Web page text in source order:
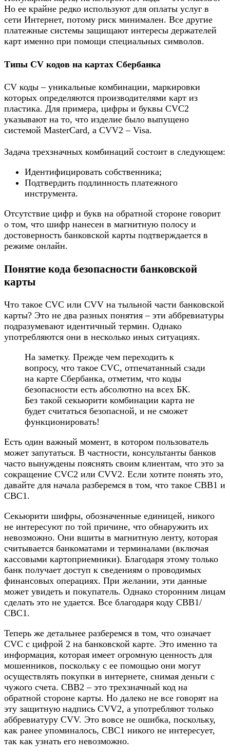
Но ее крайне редко используют для оплаты услуг в
сети Интернет, потому риск минимален. Все другие
платежные системы защищают интересы держателей
карт именно при помощи специальных символов.
Типы CV кодов на картах Сбербанка
CV коды – уникальные комбинации, маркировки
которых определяются производителями карт из
пластика. Для примера, цифры и буквы CVC2
указывают на то, что изделие было выпущено
системой MasterCard, а CVV2 – Visa.
Задача трехзначных комбинаций состоит в следующем:
Идентифицировать собственника;
Подтвердить подлинность платежного
инструмента.
Отсутствие цифр и букв на обратной стороне говорит
о том, что шифр нанесен в магнитную полосу и
достоверность банковской карты подтверждается в
режиме онлайн.
Понятие кода безопасности банковской
карты
Что такое CVC или CVV на тыльной части банковской
карты? Это не два разных понятия – эти аббревиатуры
подразумевают идентичный термин. Однако
употребляются они в несколько иных ситуациях.
На заметку. Прежде чем переходить к
вопросу, что такое CVC, отпечатанный сзади
на карте Сбербанка, отметим, что коды
безопасности есть абсолютно на всех БК.
Без такой секьюрити комбинации карта не
будет считаться безопасной, и не сможет
функционировать!
Есть один важный момент, в котором пользователь
может запутаться. В частности, консультанты банков
часто вынуждены пояснять своим клиентам, что это за
сокращение CVC2 или СVV2. Если хотите понять это,
давайте для начала разберемся в том, что такое СВВ1 и
СВС1.
Секьюрити шифры, обозначенные единицей, никого
не интересуют по той причине, что обнаружить их
невозможно. Они вшиты в магнитную ленту, которая
считывается банкоматами и терминалами (включая
кассовыми картоприемники). Благодаря этому только
банк получает доступ к сведениям о проводимых
финансовых операциях. При желании, эти данные
может увидеть и покупатель. Однако сторонним лицам
сделать это не удается. Все благодаря коду СВВ1/
СВС1.
Теперь же детальнее разберемся в том, что означает
CVC с цифрой 2 на банковской карте. Это именно та
информация, которая имеет огромную ценность для
мошенников, поскольку с ее помощью они могут
осуществлять покупки в интернете, снимая деньги с
чужого счета. СВВ2 – это трехзначный код на
обратной стороне карты. Но далеко не все говорят на
эту защитную надпись CVV2, а употребляют только
аббревиатуру CVV. Это вовсе не ошибка, поскольку,
как ранее упоминалось, СВС1 никого не интересует,
так как узнать его невозможно.